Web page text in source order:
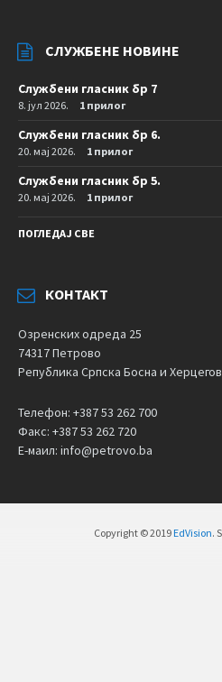
СЛУЖБЕНЕ НОВИНЕ
Службени гласник бр 7
8. јул 2026. 1 прилог
Службени гласник бр 6.
20. мај 2026. 1 прилог
Службени гласник бр 5.
20. мај 2026. 1 прилог
ПОГЛЕДАЈ СВЕ
КОНТАКТ
Озренских одреда 25
74317 Петрово
Република Српска Босна и
Телефон: +387 53 262 700
Факс: +387 53 262 720
Е-маил: info@petrovo.ba
Copyright © 2019 EdVision.